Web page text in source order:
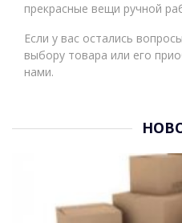
прекрасные вещи ручной
Если у вас остались
выбору товара или его
нами.